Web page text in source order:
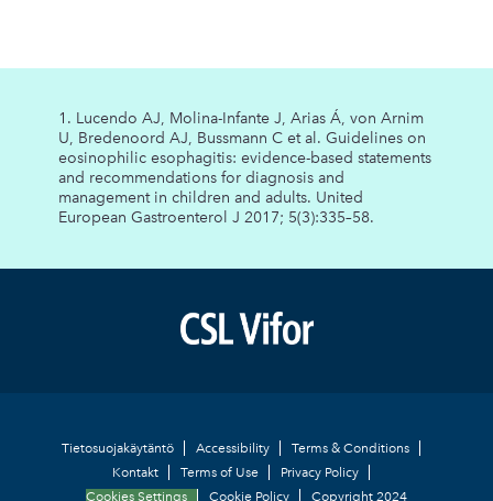
1. Lucendo AJ, Molina-Infante J, Arias Á, von Arnim
U, Bredenoord AJ, Bussmann C et al. Guidelines on
eosinophilic esophagitis: evidence-based statements
and recommendations for diagnosis and
management in children and adults. United
European Gastroenterol J 2017; 5(3):335–58.
Footer
Tietosuojakäytäntö Accessibility
Terms & Conditions
Kontakt
Terms of Use
Privacy Policy
Cookies Settings
Cookie Policy Copyright 2024